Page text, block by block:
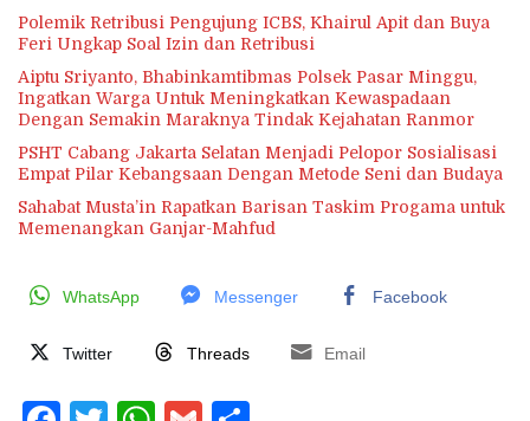
Polemik Retribusi Pengujung ICBS, Khairul Apit dan Buya
Feri Ungkap Soal Izin dan Retribusi
Aiptu Sriyanto, Bhabinkamtibmas Polsek Pasar Minggu,
Ingatkan Warga Untuk Meningkatkan Kewaspadaan
Dengan Semakin Maraknya Tindak Kejahatan Ranmor
PSHT Cabang Jakarta Selatan Menjadi Pelopor Sosialisasi
Empat Pilar Kebangsaan Dengan Metode Seni dan Budaya
Sahabat Musta’in Rapatkan Barisan Taskim Progama untuk
Memenangkan Ganjar-Mahfud
WhatsApp Messenger Facebook
Twitter Threads Email